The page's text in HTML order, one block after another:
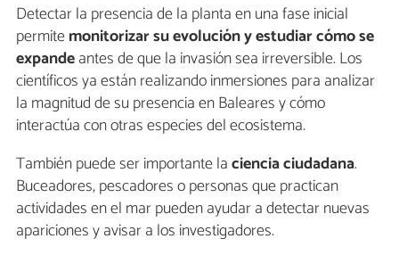
Detectar la presencia de la planta en una fase inicial
permitemonitorizar su evolución y estudiar cómo se
expandeantes de que la invasión sea irreversible. Los
científicos ya están realizando inmersiones para analizar
la magnitud de su presencia en Baleares y cómo
interactúa con otras especies del ecosistema.
También puede ser importante laciencia ciudadana.
Buceadores, pescadores o personas que practican
actividades en el mar pueden ayudar a detectar nuevas
apariciones y avisar a los investigadores.